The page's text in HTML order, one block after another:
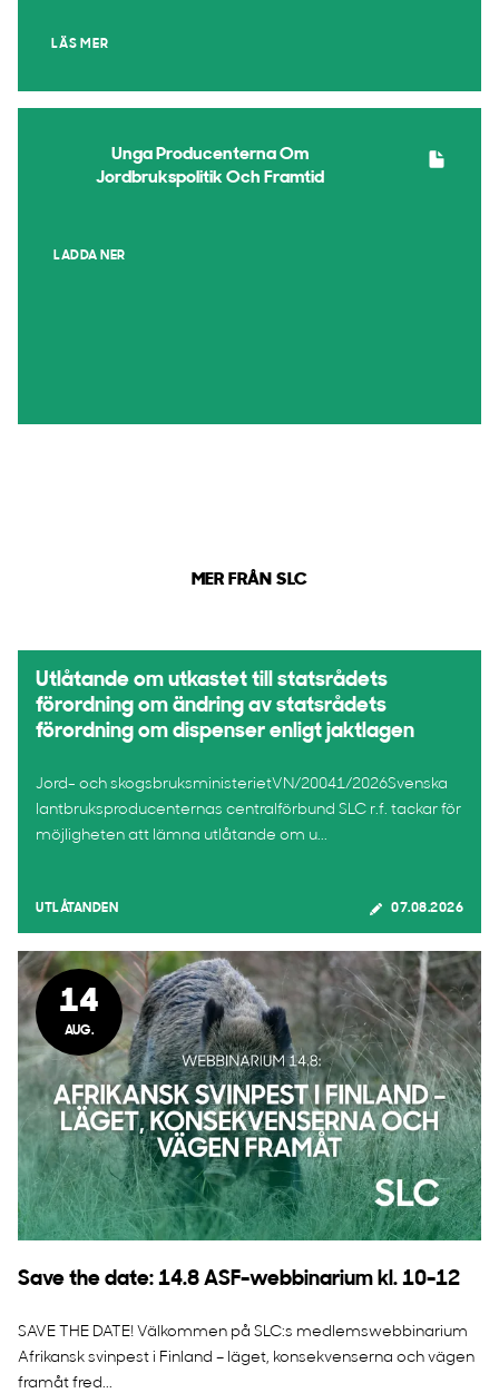
LÄS MER
Unga Producenterna Om
Jordbrukspolitik Och Framtid
LADDA NER
MER FRÅN SLC
Utlåtande om utkastet till statsrådets
förordning om ändring av statsrådets
förordning om dispenser enligt jaktlagen
Jord- och skogsbruksministerietVN/20041/2026Svenska
lantbruksproducenternas centralförbund SLC r.f. tackar för
möjligheten att lämna utlåtande om u...
UTLÅTANDEN 07.08.2026
14
AUG.
Save the date: 14.8 ASF-webbinarium kl. 10-12
SAVE THE DATE! Välkommen på SLC:s medlemswebbinarium
Afrikansk svinpest i Finland – läget, konsekvenserna och vägen
framåt fred...